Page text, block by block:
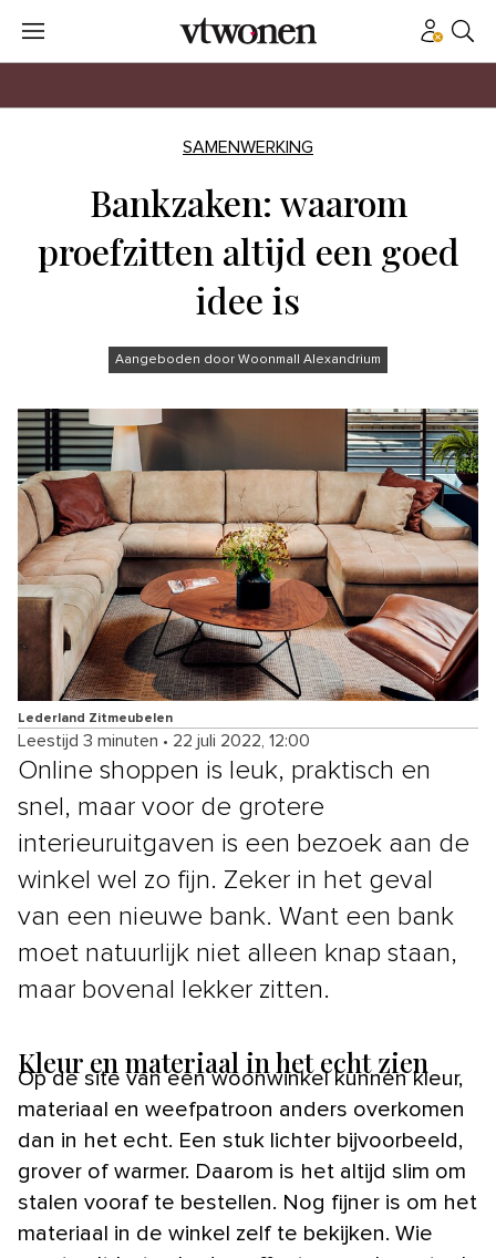
SAMENWERKING
Bankzaken: waarom
proefzitten altijd een goed
idee is
Aangeboden door Woonmall Alexandrium
Lederland Zitmeubelen
Leestijd 3 minuten • 22 juli 2022, 12:00
Online shoppen is leuk, praktisch en
snel, maar voor de grotere
interieuruitgaven is een bezoek aan de
winkel wel zo fijn. Zeker in het geval
van een nieuwe bank. Want een bank
moet natuurlijk niet alleen knap staan,
maar bovenal lekker zitten.
Kleur en materiaal in het echt zien
Op de site van een woonwinkel kunnen kleur,
materiaal en weefpatroon anders overkomen
dan in het echt. Een stuk lichter bijvoorbeeld,
grover of warmer. Daarom is het altijd slim om
stalen vooraf te bestellen. Nog fijner is om het
materiaal in de winkel zelf te bekijken. Wie